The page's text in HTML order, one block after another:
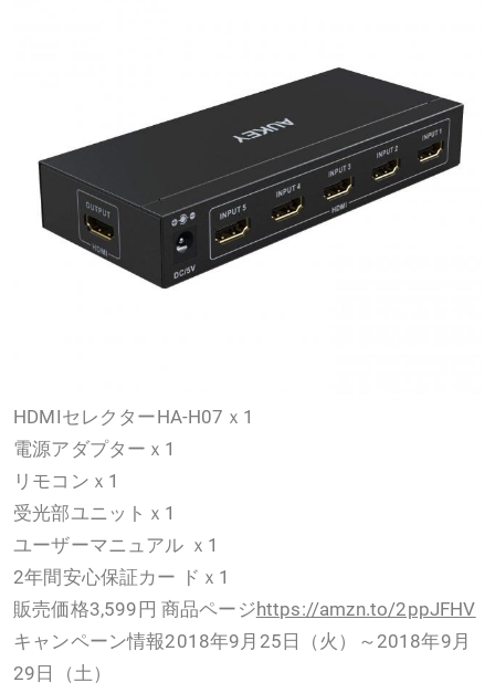
HDMIセレクターHA-H07ｘ1
電源アダプターｘ1
リモコンｘ1
受光部ユニットｘ1
ユーザーマニュアル ｘ1
2年間安心保証カー ドｘ1
販売価格3,599円 商品ページhttps://amzn.to/2ppJFHV
キャンペーン情報2018年9月25日（火）～2018年9月
29日（土）